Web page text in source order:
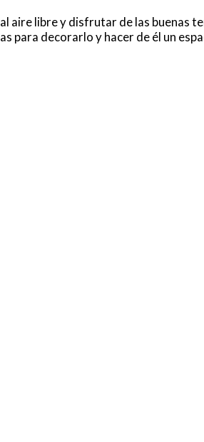
aire libre y disfrutar de las buenas
para decorarlo y hacer de él un